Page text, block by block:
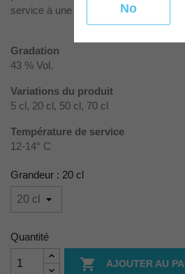
No
service à une température de 12-14°C
Gradation
43 % Vol.
Variations du produit
5 cl, 20 cl, 50 cl, 70 cl
Température de service
12-14° C
Grandeur : 20 cl
Quantité
 AJOUTER AU